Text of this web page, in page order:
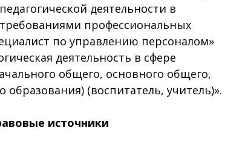
деятельности в
профессиональных
по управлению персоналом»
деятельность в сфере
общего, основного общего,
образования) (воспитатель, учитель)».
источники